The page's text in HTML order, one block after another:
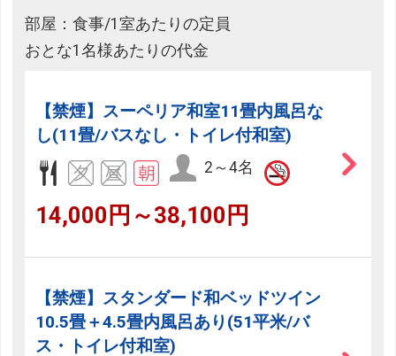
部屋：食事/1室あたりの定員
おとな1名様あたりの代金
【禁煙】スーペリア和室11畳内風呂な
し(11畳/バスなし・トイレ付和室)
2～4名
14,000円～38,100円
【禁煙】スタンダード和ベッドツイン
10.5畳＋4.5畳内風呂あり(51平米/バ
ス・トイレ付和室)